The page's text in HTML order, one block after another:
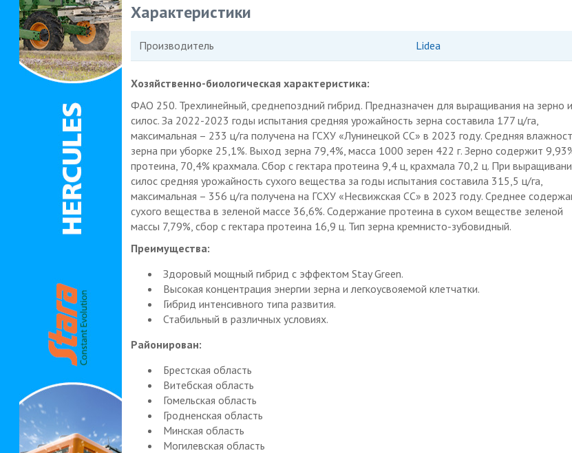
Характеристики
Производитель Lidea
Хозяйственно-биологическая характеристика:
ФАО 250. Трехлинейный, среднепоздний гибрид. Предназначен для выращивания на зерно и
силос. За 2022-2023 годы испытания средняя урожайность зерна составила 177 ц/га,
максимальная – 233 ц/га получена на ГСХУ «Лунинецкой СС» в 2023 году. Средняя
зерна при уборке 25,1%. Выход зерна 79,4%, масса 1000 зерен 422 г. Зерно содержит
протеина, 70,4% крахмала. Сбор с гектара протеина 9,4 ц, крахмала 70,2 ц. При
силос средняя урожайность сухого вещества за годы испытания составила 315,5 ц/га,
максимальная – 356 ц/га получена на ГСХУ «Несвижская СС» в 2023 году. Среднее
сухого вещества в зеленой массе 36,6%. Содержание протеина в сухом веществе зеленой
массы 7,79%, сбор с гектара протеина 16,9 ц. Тип зерна кремнисто-зубовидный.
Преимущества:
Здоровый мощный гибрид с эффектом Stay Green.
Высокая концентрация энергии зерна и легкоусвояемой клетчатки.
Гибрид интенсивного типа развития.
Стабильный в различных условиях.
Районирован:
Брестская область
Витебская область
Гомельская область
Гродненская область
Минская область
Могилевская область